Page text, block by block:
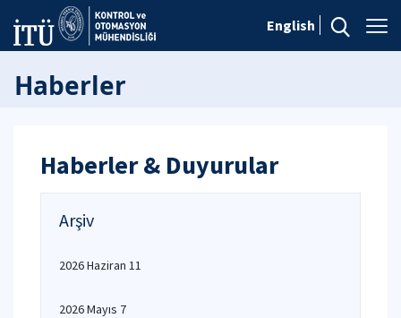
English
Haberler
Haberler & Duyurular
Arşiv
2026 Haziran 11
2026 Mayıs 7